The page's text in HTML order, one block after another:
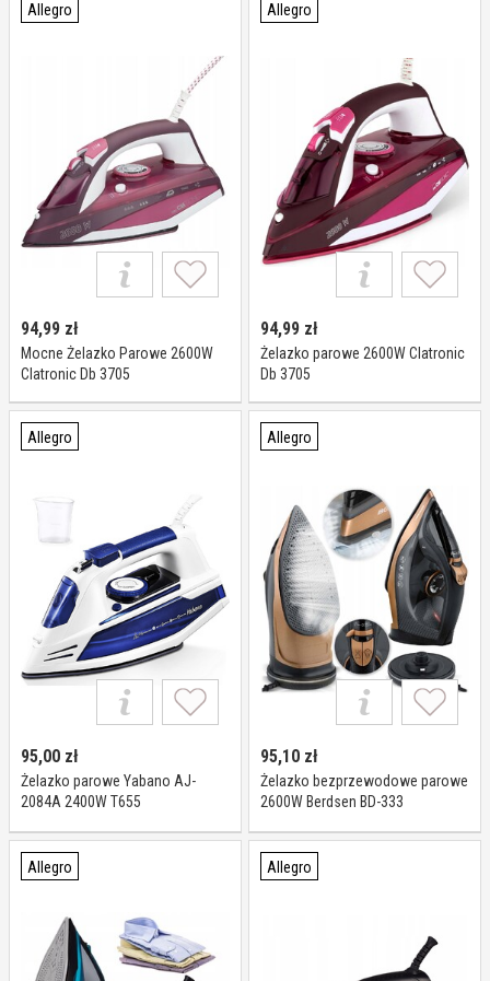
Allegro
94,99 zł
Mocne Żelazko Parowe 2600W
Clatronic Db 3705
Allegro
94,99 zł
Żelazko parowe 2600W Clatronic
Db 3705
Allegro
95,00 zł
Żelazko parowe Yabano AJ-
2084A 2400W T655
Allegro
95,10 zł
Żelazko bezprzewodowe parowe
2600W Berdsen BD-333
Allegro Allegro